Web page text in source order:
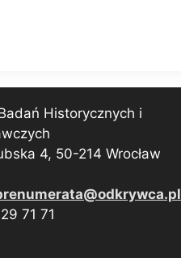
Historycznych i
4, 50-214 Wrocław
71 71